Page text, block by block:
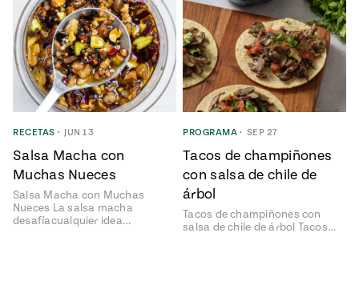
RECETAS • JUN 13
Salsa Macha con
Muchas Nueces
Salsa Macha con Muchas
Nueces La salsa macha
desafíacualquier idea…
PROGRAMA • SEP 27
Tacos de champiñones
con salsa de chile de
árbol
Tacos de champiñones con
salsa de chile de árbol Tacos…